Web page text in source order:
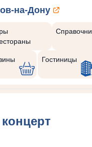
на-Дону
Гостиницы